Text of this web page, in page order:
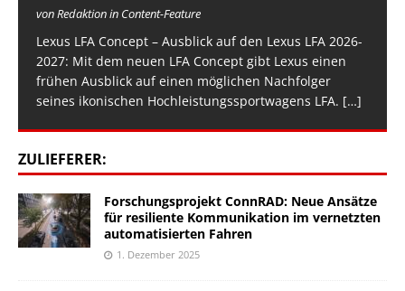
von Redaktion in Content-Feature
Lexus LFA Concept – Ausblick auf den Lexus LFA 2026-
2027: Mit dem neuen LFA Concept gibt Lexus einen
frühen Ausblick auf einen möglichen Nachfolger
seines ikonischen Hochleistungssportwagens LFA. […]
ZULIEFERER:
Forschungsprojekt ConnRAD: Neue Ansätze
für resiliente Kommunikation im vernetzten
automatisierten Fahren
1. Dezember 2025